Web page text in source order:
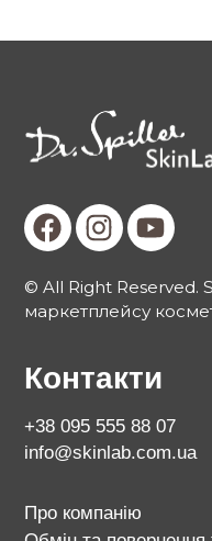
© All Right Reserved.
маркетплейсу
Контакти
+38 095 555 88 07
info@skinlab.com.ua
Про компанію